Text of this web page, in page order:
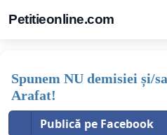
Petitieonline.com
Spunem NU demisiei și/
Arafat!
Publică pe Facebook